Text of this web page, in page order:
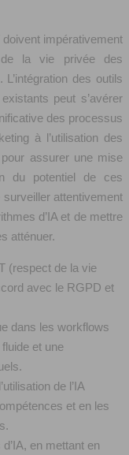
impérativement
la vie privée des
des outils
peut s’avérer
des processus
à l’utilisation des
pour assurer une mise
du potentiel de ces
attentivement
d’IA et de mettre
atténuer.
(respect de la vie
avec le RGPD et
dans les workflows
et une
de l’IA
et en les
en mettant en